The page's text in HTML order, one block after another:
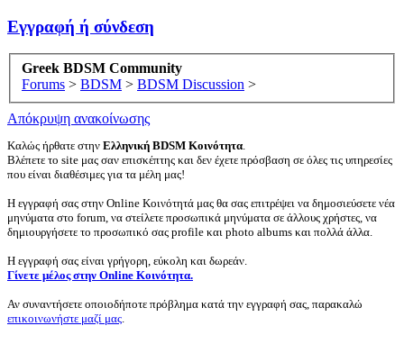
Εγγραφή ή σύνδεση
Greek BDSM Community
Forums > BDSM > BDSM Discussion >
Απόκρυψη ανακοίνωσης
Καλώς ήρθατε στην Ελληνική BDSM Κοινότητα.
Βλέπετε το site μας σαν επισκέπτης και δεν έχετε πρόσβαση σε όλες τις υπηρεσίες
που είναι διαθέσιμες για τα μέλη μας!
Η εγγραφή σας στην Online Κοινότητά μας θα σας επιτρέψει να δημοσιεύσετε νέα
μηνύματα στο forum, να στείλετε προσωπικά μηνύματα σε άλλους χρήστες, να
δημιουργήσετε το προσωπικό σας profile και photo albums και πολλά άλλα.
Η εγγραφή σας είναι γρήγορη, εύκολη και δωρεάν.
Γίνετε μέλος στην Online Κοινότητα.
Αν συναντήσετε οποιοδήποτε πρόβλημα κατά την εγγραφή σας, παρακαλώ
επικοινωνήστε μαζί μας.